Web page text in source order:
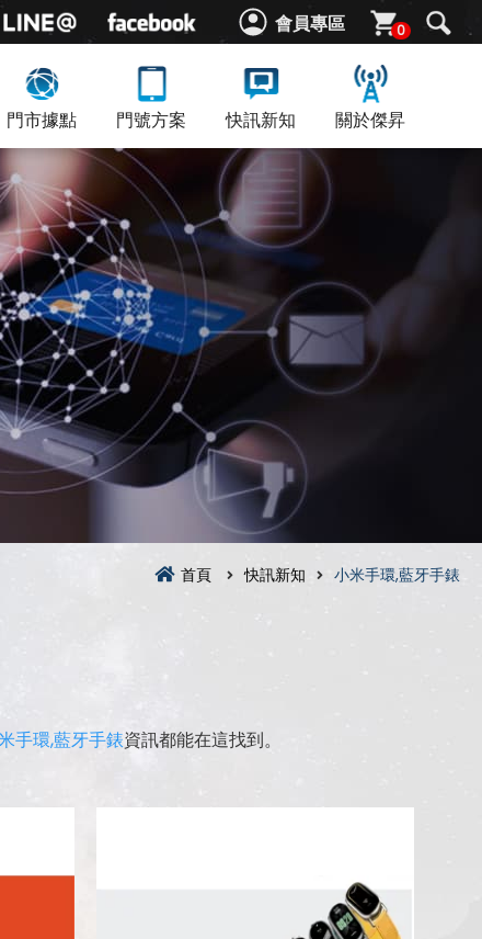
會員專區 0
門市據點 門號方案 快訊新知 關於傑昇
首頁 快訊新知 小米手環,藍牙手錶
手環,藍牙手錶資訊都能在這找到。